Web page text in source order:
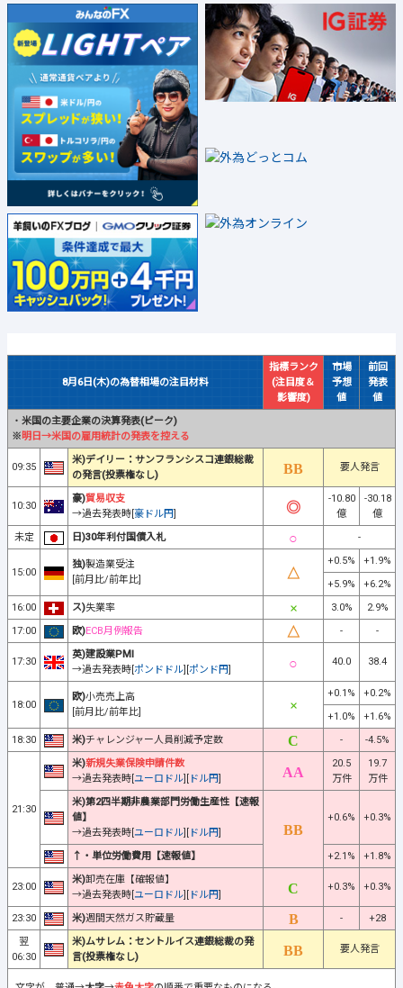
8月6日(木)の為替相場の注目材料
指標ランク
(注目度＆
影響度)
市場
予想
値
前回
発表
値
・ 米国の主要企業の決算発表(ピーク)
※明日→米国の雇用統計の発表を控える
09:35
米)デイリー：サンフランシスコ連銀総裁
の発言(投票権なし)
要人発言
10:30
豪)貿易収支
→過去発表時[豪ドル円]
-10.80
億
-30.18
億
未定
日)30年利付国債入札 -
15:00
独)製造業受注
[前月比/前年比]
+0.5%
+1.9%
+5.9%
+6.2%
16:00
ス)失業率 3.0%
2.9%
17:00
欧)ECB月例報告 - -
17:30
英)建設業PMI
→過去発表時[ポンドドル][ポンド円]
40.0 38.4
18:00
欧)小売売上高
[前月比/前年比]
+0.1%
+0.2%
+1.0%
+1.6%
18:30
米)チャレンジャー人員削減予定数 - -4.5%
21:30
米)新規失業保険申請件数
→過去発表時[ユーロドル][ ドル円]
20.5
万件
19.7
万件
米)第2四半期非農業部門労働生産性【速報
値】
→過去発表時[ユーロドル][ ドル円]
+0.6% +0.3%
↑・単位労働費用【速報値】 +2.1% +1.8%
23:00
米)卸売在庫【確報値】
→過去発表時[ユーロドル][ ドル円]
+0.3% +0.3%
23:30 米)週間天然ガス貯蔵量 -
+28
翌
06:30
米)ムサレム：セントルイス連銀総裁の発
言(投票権なし)
要人発言